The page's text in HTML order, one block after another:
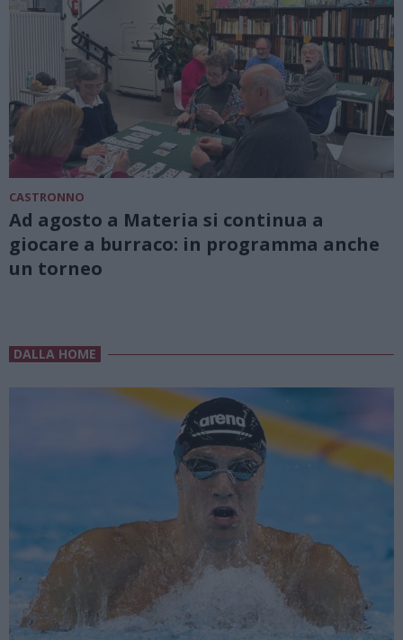
CASTRONNO
Ad agosto a Materia si continua a
giocare a burraco: in programma anche
un torneo
DALLA HOME